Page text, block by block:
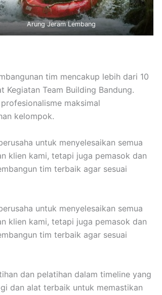
Arung Jeram Lembang
tim mencakup lebih dari 10
Team Building Bandung.
maksimal
kelompok.
untuk menyelesaikan semua
klien kami, tetapi juga pemasok dan
tim terbaik agar sesuai
untuk menyelesaikan semua
klien kami, tetapi juga pemasok dan
tim terbaik agar sesuai
dan pelatihan dalam timeline yang
dan alat terbaik untuk memastikan